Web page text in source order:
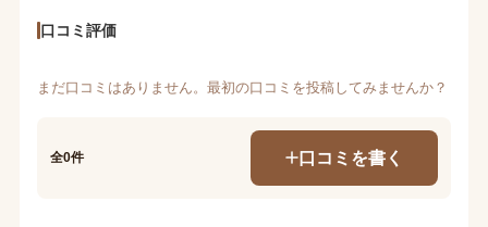
口コミ評価
まだ口コミはありません。最初の口コミを投稿してみませんか？
全0件 口コミを書く